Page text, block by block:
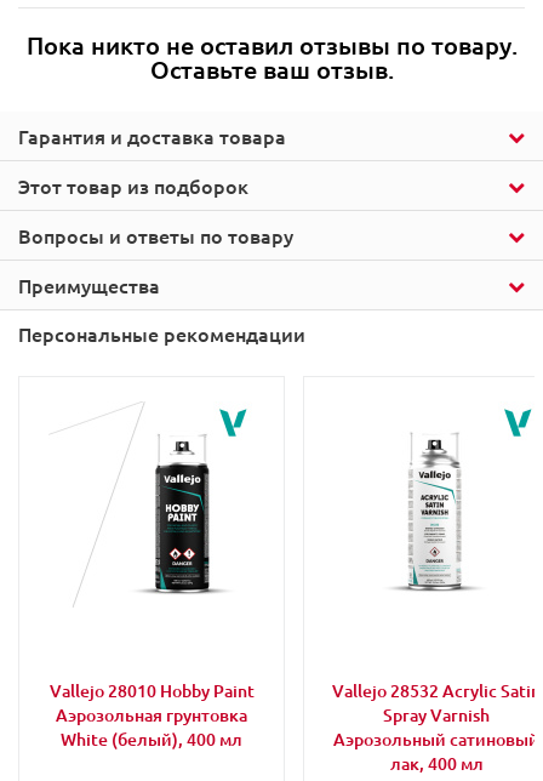
Этот товар из подборок
Гарантия и доставка товара
Пока никто не оставил отзывы по товару.
Оставьте ваш отзыв.
Вопросы и ответы по товару
Преимущества
Персональные рекомендации
Vallejo 28010 Hobby Paint
Аэрозольная грунтовка
White (белый), 400 мл
Vallejo 28532 Acrylic Satin
Spray Varnish
Аэрозольный сатиновый
лак, 400 мл